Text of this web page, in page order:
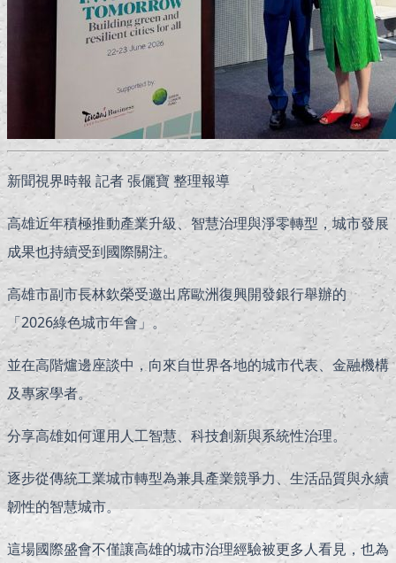
新聞視界時報 記者 張儷寶 整理報導
高雄近年積極推動產業升級、智慧治理與淨零轉型，城市發展
成果也持續受到國際關注。
高雄市副市長林欽榮受邀出席歐洲復興開發銀行舉辦的
「2026綠色城市年會」。
並在高階爐邊座談中，向來自世界各地的城市代表、金融機構
及專家學者。
分享高雄如何運用人工智慧、科技創新與系統性治理。
逐步從傳統工業城市轉型為兼具產業競爭力、生活品質與永續
韌性的智慧城市。
這場國際盛會不僅讓高雄的城市治理經驗被更多人看見，也為